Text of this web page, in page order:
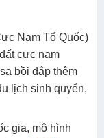
Nam Tổ Quốc)
cực nam
bồi đắp thêm
lịch sinh quyển,
gia, mô hình